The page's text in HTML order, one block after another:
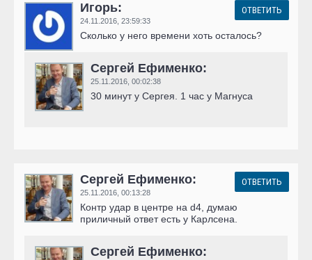
Игорь:
24.11.2016, 23:59:33
ОТВЕТИТЬ
Сколько у него времени хоть осталось?
Сергей Ефименко:
25.11.2016, 00:02:38
30 минут у Сергея. 1 час у Магнуса
Сергей Ефименко:
25.11.2016, 00:13:28
ОТВЕТИТЬ
Контр удар в центре на d4, думаю
приличный ответ есть у Карлсена.
Сергей Ефименко: